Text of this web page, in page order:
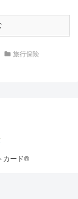
旅行保険
カード®